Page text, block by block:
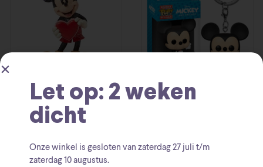
Disney Traditions: A
Love Note (Mickey
with Personalised
€49.95
Mickey mouse classic
Let op: 2 weken
dicht
Onze winkel is gesloten van zaterdag27 juli t/m
zaterdag 10 augustus.